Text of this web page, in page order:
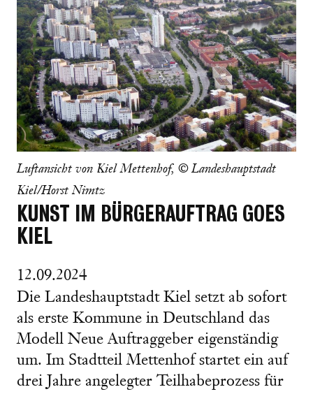
Luftansicht von Kiel Mettenhof, © Landeshauptstadt
Kiel/Horst Nimtz
KUNST IM BÜRGERAUFTRAG GOES
KIEL
12.09.2024
Die Landeshauptstadt Kiel setzt ab sofort
als erste Kommune in Deutschland das
Modell Neue Auftraggeber eigenständig
um. Im Stadtteil Mettenhof startet ein auf
drei Jahre angelegter Teilhabeprozess für